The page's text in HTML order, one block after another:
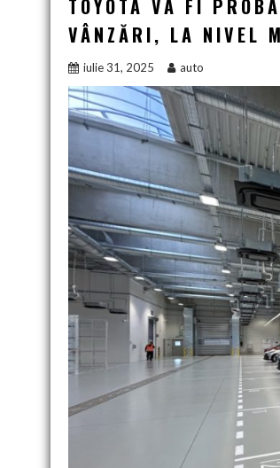
TOYOTA VA FI
VÂNZĂRI, LA NIVEL
iulie 31, 2025 auto